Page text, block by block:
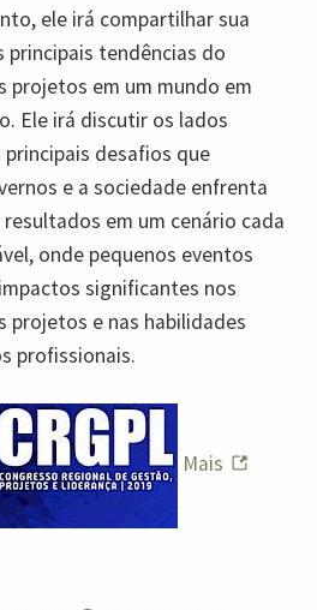
ele irá compartilhar sua
principais tendências do
projetos em um mundo em
Ele irá discutir os lados
desafios que
e a sociedade enfrenta
em um cenário cada
onde pequenos eventos
significantes nos
projetos e nas habilidades
profissionais.
Mais